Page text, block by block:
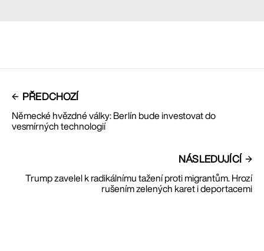
PŘEDCHOZÍ
Německé hvězdné války: Berlín bude investovat do
vesmírných technologií
NÁSLEDUJÍCÍ
Trump zavelel k radikálnímu tažení proti migrantům. Hrozí
rušením zelených karet i deportacemi